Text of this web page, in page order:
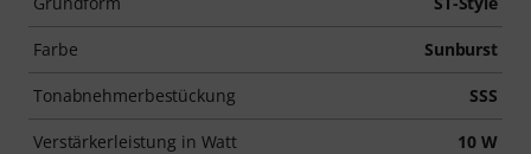
Farbe Sunburst
Tonabnehmerbestückung SSS
Verstärkerleistung in Watt 10 W